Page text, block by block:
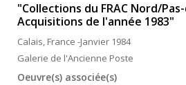
"Collections du FRAC Nord/
Acquisitions de l'année 1983"
Calais, France -Janvier 1984
Galerie de l'Ancienne Poste
Oeuvre(s) associée(s)